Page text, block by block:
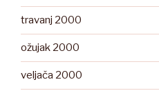
travanj 2000
ožujak 2000
veljača 2000